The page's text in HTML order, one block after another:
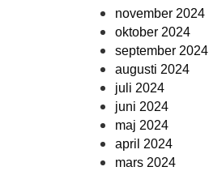
november 2024
oktober 2024
september 2024
augusti 2024
juli 2024
juni 2024
maj 2024
april 2024
mars 2024